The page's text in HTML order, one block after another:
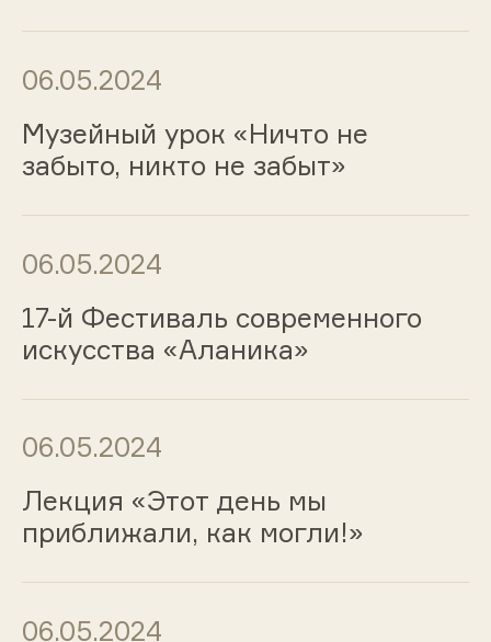
06.05.2024
Музейный урок «Ничто не
забыто, никто не забыт»
06.05.2024
17-й Фестиваль современного
искусства «Аланика»
06.05.2024
Лекция «Этот день мы
приближали, как могли!»
06.05.2024